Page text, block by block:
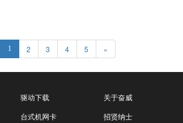
1 2 3 4 5 »
驱动下载
台式机网卡
关于奋威
招贤纳士